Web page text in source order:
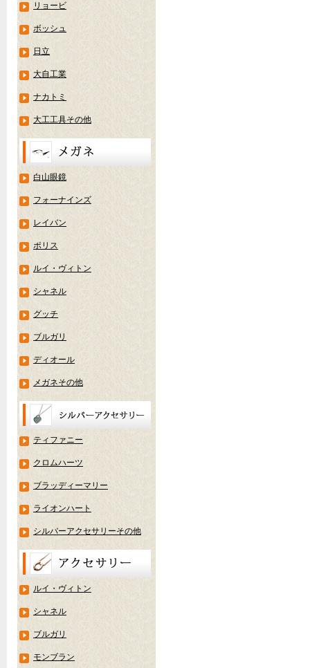
リョービ
ボッシュ
日立
大自工業
ナカトミ
大工工具その他
白山眼鏡
フォーナインズ
レイバン
ポリス
ルイ・ヴィトン
シャネル
グッチ
ブルガリ
ディオール
メガネその他
ティファニー
クロムハーツ
ブラッディーマリー
ライオンハート
シルバーアクセサリーその他
ルイ・ヴィトン
シャネル
ブルガリ
モンブラン